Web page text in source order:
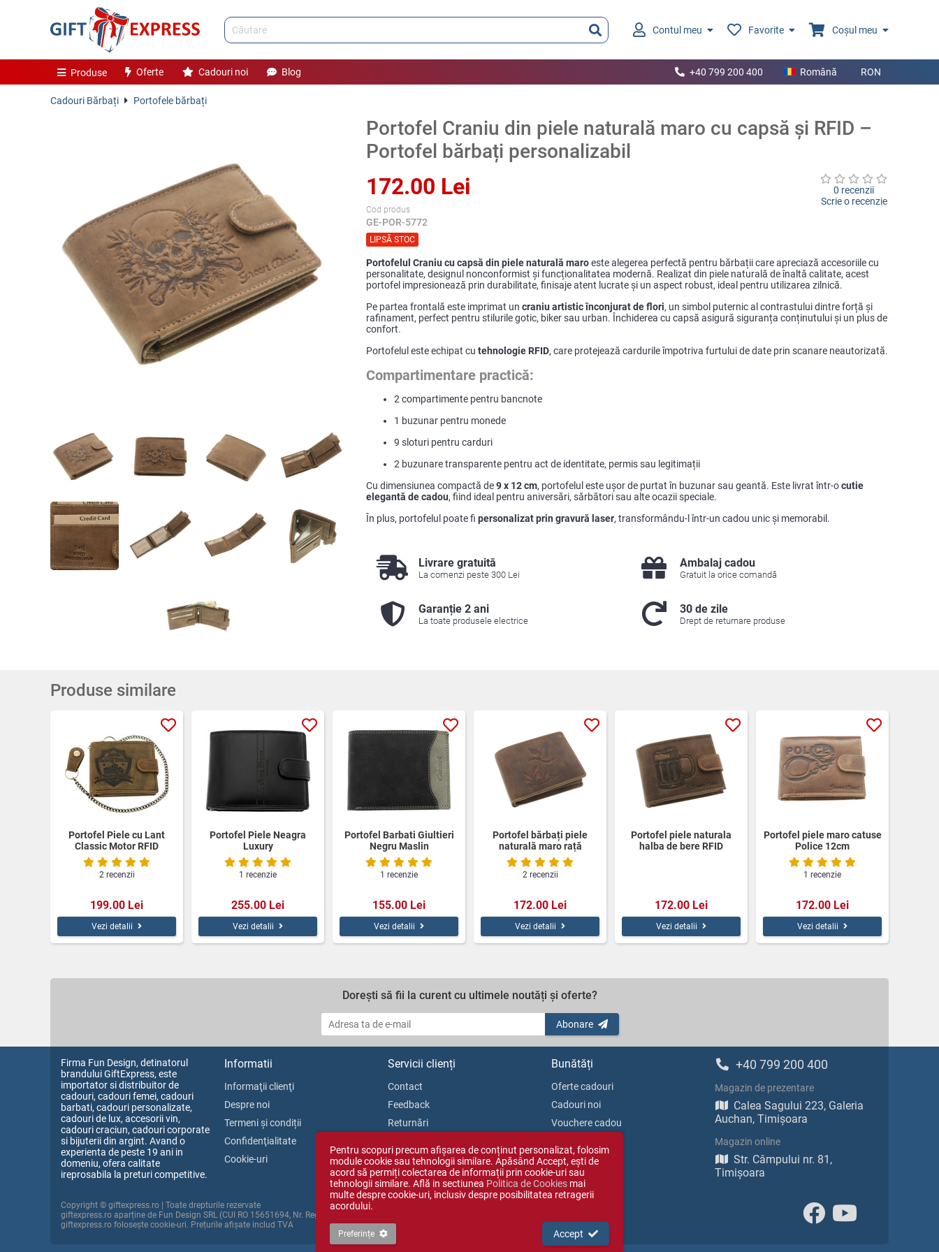
Contul meu Favorite Coșul meu
Produse Oferte Cadouri noi Blog +40 799 200 400 Română RON
Cadouri Bărbați Portofele bărbați
Portofel Craniu din piele naturală maro cu capsă și RFID –
Portofel bărbați personalizabil
172.00 Lei
Cod produs
GE-POR-5772
LIPSĂ STOC
0 recenzii
Scrie o recenzie
Portofelul Craniu cu capsă din piele naturală maroeste alegerea perfectă pentru bărbații care apreciază accesoriile cu
personalitate, designul nonconformist și funcționalitatea modernă. Realizat din piele naturală de înaltă calitate, acest
portofel impresionează prin durabilitate, finisaje atent lucrate și un aspect robust, ideal pentru utilizarea zilnică.
Pe partea frontală este imprimat uncraniu artistic înconjurat de flori, un simbol puternic al contrastului dintre forță și
rafinament, perfect pentru stilurile gotic, biker sau urban. Închiderea cu capsă asigură siguranța conținutului și un plus de
confort.
Portofelul este echipat cutehnologie RFID, care protejează cardurile împotriva furtului de date prin scanare neautorizată.
Compartimentare practică:
2 compartimente pentru bancnote
1 buzunar pentru monede
9 sloturi pentru carduri
2 buzunare transparente pentru act de identitate, permis sau legitimații
Cu dimensiunea compactă de9 x 12 cm, portofelul este ușor de purtat în buzunar sau geantă. Este livrat într-ocutie
elegantă de cadou, fiind ideal pentru aniversări, sărbători sau alte ocazii speciale.
În plus, portofelul poate fipersonalizat prin gravură laser, transformându-l într-un cadou unic și memorabil.
Livrare gratuită
La comenzi peste 300 Lei
Ambalaj cadou
Gratuit la orice comandă
Garanție 2 ani
La toate produsele electrice
30 de zile
Drept de returnare produse
Produse similare
Portofel Piele cu Lant
Classic Motor RFID
2 recenzii
199.00 Lei
Vezi detalii
Portofel Piele Neagra
Luxury
1 recenzie
255.00 Lei
Vezi detalii
Portofel Barbati Giultieri
Negru Maslin
1 recenzie
155.00 Lei
Vezi detalii
Portofel bărbați piele
naturală maro rață
sălbatică
2 recenzii
172.00 Lei
Vezi detalii
Portofel piele naturala
halba de bere RFID
172.00 Lei
Vezi detalii
Portofel piele maro catuse
Police 12cm
1 recenzie
172.00 Lei
Vezi detalii
Dorești să fii la curent cu ultimele noutăți și oferte?
Abonare
Firma Fun Design, detinatorul
brandului GiftExpress, este
importator si distribuitor de
cadouri, cadouri femei, cadouri
barbati, cadouri personalizate,
cadouri de lux, accesorii vin,
cadouri craciun, cadouri corporate
si bijuterii din argint. Avand o
experienta de peste 19 ani in
domeniu, ofera calitate
ireprosabila la preturi competitive.
Informatii
Informaţii clienţi
Despre noi
Termeni și condiții
Confidenţialitate
Cookie-uri
Servicii clienți
Contact
Feedback
Returnări
ANPC
Bunătăți
Oferte cadouri
Cadouri noi
Vouchere cadou
+40 799 200 400
Magazin de prezentare
Calea Sagului 223, Galeria
Auchan, Timișoara
Magazin online
Str. Câmpului nr. 81,
Timișoara
Copyright © giftexpress.ro | Toate drepturile rezervate
giftexpress.ro aparține de Fun Design SRL (CUI RO 15651694, Nr. Reg. Com. J35/1813/2003).
giftexpress.ro folosește cookie-uri. Prețurile afișate includ TVA
Pentru scopuri precum afișarea de conținut personalizat, folosim
module cookie sau tehnologii similare. Apăsând Accept, ești de
acord să permiți colectarea de informații prin cookie-uri sau
tehnologii similare. Află in sectiunea Politica de Cookies mai
multe despre cookie-uri, inclusiv despre posibilitatea retragerii
acordului.
Preferințe Accept